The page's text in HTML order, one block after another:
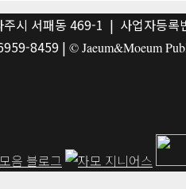
주시 서패동 469-1 | 사업자등
8459 | © Jaeum&Moeum